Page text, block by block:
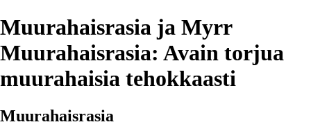
Muurahaisrasia ja Myrr
Muurahaisrasia: Avain torjua
muurahaisia tehokkaasti
Muurahaisrasia